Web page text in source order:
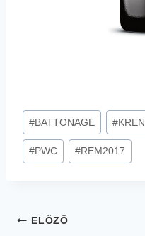
Post
Tags:
#BATTONAGE #KREN
#PWC #REM2017
Bejegyzés
ELŐZŐ